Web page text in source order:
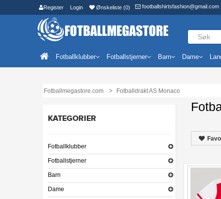
Register Login Ønskeliste (0) footballshirtsfashion@gmail.com
Fotballklubber Fotballstjerner Barn Dame
Fotballmegastore.com Fotballdrakt AS Monaco
KATEGORIER
Fotballklubber
Fotballstjerner
Barn
Dame